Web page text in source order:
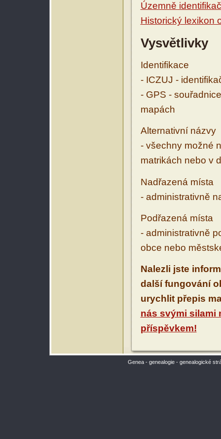
Územně
Historický lexikon
Vysvětlivky
Identifikace
- ICZUJ -
- GPS -
mapách
Alternativní názvy
- všechny možné
matrikách nebo v
Nadřazená místa
- administrativně
Podřazená místa
- administrativně
obce nebo
Nalezli jste
další fungování
urychlit přepis
nás svými silami
příspěvkem!
Genea - genealogie - genealogické